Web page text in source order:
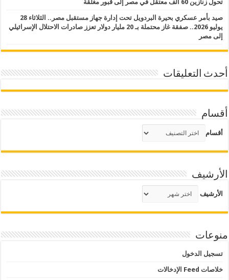
تحول زنازين 60 ألف معتقل في مصر إلى قبور مغلقة
صيد بأمر عسكري بحيرة البردويل تحت إدارة جهاز مستقبل مصر.. الثلاثاء 28
يوليو 2026.. صفقة غاز محتملة بـ 20 مليار دولار تعزز صادرات الاحتلال الإسرائيلي
إلى مصر
أحدث التعليقات
أقسام
أقسام
الأرشيف
الأرشيف
منوعات
تسجيل الدخول
خلاصات Feed الإدخالات